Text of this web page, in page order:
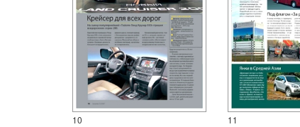
10 11